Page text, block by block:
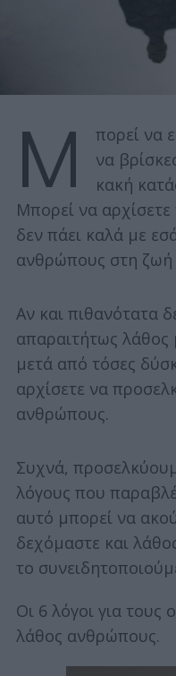
Μ
πορεί να
να
κακή
Μπορεί να
δεν πάει καλά με
ανθρώπους στη ζωή
Αν και πιθανότατα
απαραιτήτως λάθος
μετά από τόσες
αρχίσετε να
ανθρώπους.
Συχνά,
λόγους που
αυτό μπορεί να
δεχόμαστε και
το
Οι 6 λόγοι για τους
λάθος ανθρώπους.